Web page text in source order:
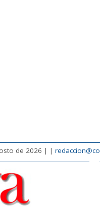
de 2026 | |